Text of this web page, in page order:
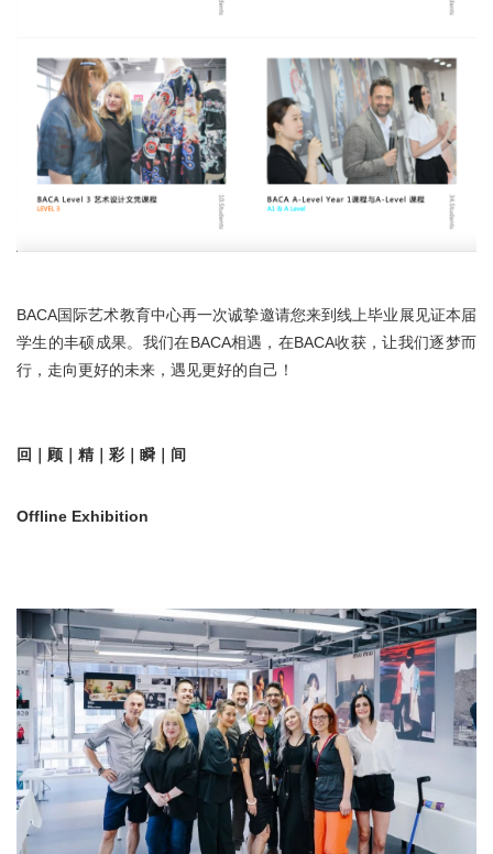
BACA国际艺术教育中心再一次诚挚邀请您来到线上毕业展见证本届
学生的丰硕成果。我们在BACA相遇，在BACA收获，让我们逐梦而
行，走向更好的未来，遇见更好的自己！
回｜顾｜精｜彩｜瞬｜间
Offline Exhibition